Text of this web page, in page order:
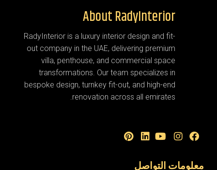
About RadyInterior
RadyInterior is a luxury interior design and fit-
out company in the UAE, delivering premium
villa, penthouse, and commercial space
transformations. Our team specializes in
bespoke design, turnkey fit-out, and high-end
renovation across all emirates.
معلومات التواصل